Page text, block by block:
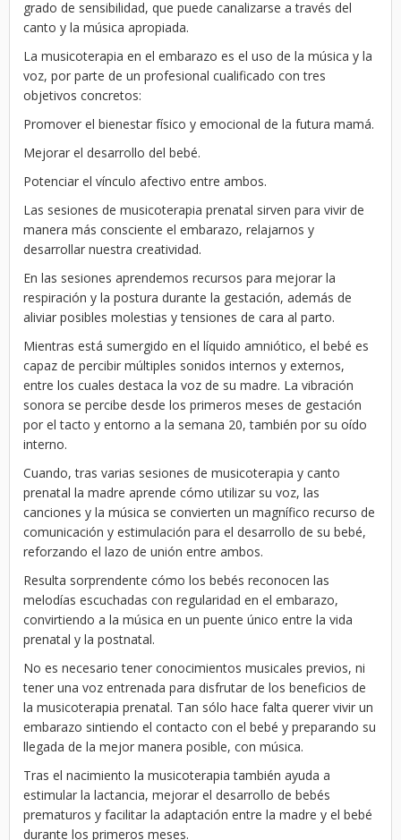
grado de sensibilidad, que puede canalizarse a través del
canto y la música apropiada.
La musicoterapia en el embarazo es el uso de la música y la
voz, por parte de un profesional cualificado con tres
objetivos concretos:
Promover el bienestar físico y emocional de la futura mamá.
Mejorar el desarrollo del bebé.
Potenciar el vínculo afectivo entre ambos.
Las sesiones de musicoterapia prenatal sirven para vivir de
manera más consciente el embarazo, relajarnos y
desarrollar nuestra creatividad.
En las sesiones aprendemos recursos para mejorar la
respiración y la postura durante la gestación, además de
aliviar posibles molestias y tensiones de cara al parto.
Mientras está sumergido en el líquido amniótico, el bebé es
capaz de percibir múltiples sonidos internos y externos,
entre los cuales destaca la voz de su madre. La vibración
sonora se percibe desde los primeros meses de gestación
por el tacto y entorno a la semana 20, también por su oído
interno.
Cuando, tras varias sesiones de musicoterapia y canto
prenatal la madre aprende cómo utilizar su voz, las
canciones y la música se convierten un magnífico recurso de
comunicación y estimulación para el desarrollo de su bebé,
reforzando el lazo de unión entre ambos.
Resulta sorprendente cómo los bebés reconocen las
melodías escuchadas con regularidad en el embarazo,
convirtiendo a la música en un puente único entre la vida
prenatal y la postnatal.
No es necesario tener conocimientos musicales previos, ni
tener una voz entrenada para disfrutar de los beneficios de
la musicoterapia prenatal. Tan sólo hace falta querer vivir un
embarazo sintiendo el contacto con el bebé y preparando su
llegada de la mejor manera posible, con música.
Tras el nacimiento la musicoterapia también ayuda a
estimular la lactancia, mejorar el desarrollo de bebés
prematuros y facilitar la adaptación entre la madre y el bebé
durante los primeros meses.